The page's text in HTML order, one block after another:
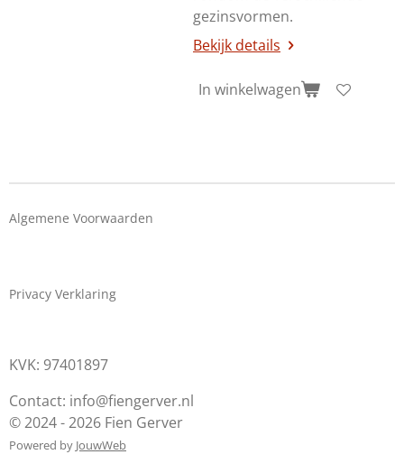
gezinsvormen.
Bekijk details
In winkelwagen
Algemene Voorwaarden
Privacy Verklaring
KVK: 97401897
Contact: info@fiengerver.nl
© 2024 - 2026 Fien Gerver
Powered by JouwWeb